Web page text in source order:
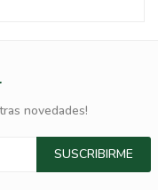
novedades!
SUSCRIBIRME